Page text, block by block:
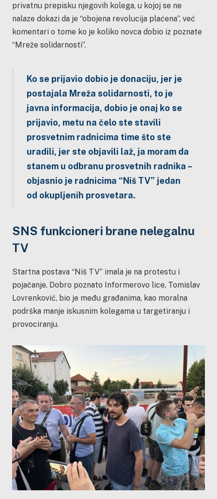
privatnu prepisku njegovih kolega, u kojoj se ne
nalaze dokazi da je “obojena revolucija plaćena”, već
komentari o tome ko je koliko novca dobio iz poznate
“Mreže solidarnosti”.
Ko se prijavio dobio je donaciju, jer je
postajala Mreža solidarnosti, to je
javna informacija, dobio je onaj ko se
prijavio, metu na čelo ste stavili
prosvetnim radnicima time što ste
uradili, jer ste objavili laž, ja moram da
stanem u odbranu prosvetnih radnika –
objasnio je radnicima “Niš TV” jedan
od okupljenih prosvetara.
SNS funkcioneri brane nelegalnu
TV
Startna postava “Niš TV” imala je na protestu i
pojačanje. Dobro poznato Informerovo lice, Tomislav
Lovrenković, bio je među građanima, kao moralna
podrška manje iskusnim kolegama u targetiranju i
provociranju.